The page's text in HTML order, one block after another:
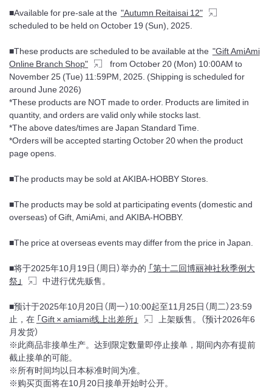
■Available for pre-sale at the "Autumn Reitaisai 12"
scheduled to be held on October 19 (Sun), 2025.
■These products are scheduled to be available at the "Gift AmiAmi
Online Branch Shop"
from October 20 (Mon) 10:00AM to
November 25 (Tue) 11:59PM, 2025. (Shipping is scheduled for
around June 2026)
*These products are NOT made to order. Products are limited in
quantity, and orders are valid only while stocks last.
*The above dates/times are Japan Standard Time.
*Orders will be accepted starting October 20 when the product
page opens.
■The products may be sold at AKIBA-HOBBY Stores.
■The products may be sold at participating events (domestic and
overseas) of Gift, AmiAmi, and AKIBA-HOBBY.
■The price at overseas events may differ from the price in Japan.
■将于2025年10月19日（周日）举办的 「第十二回博丽神社秋季例大
祭」
中进行优先贩售。
■预计于2025年10月20日（周一）10:00起至11月25日（周二）23:59
止，在 「Gift × amiami线上出差所」
上架贩售。（预计2026年6
月发货）
※此商品非接单生产。达到限定数量即停止接单，期间内亦有提前
截止接单的可能。
※所有时间均以日本标准时间为准。
※购买页面将在10月20日接单开始时公开。